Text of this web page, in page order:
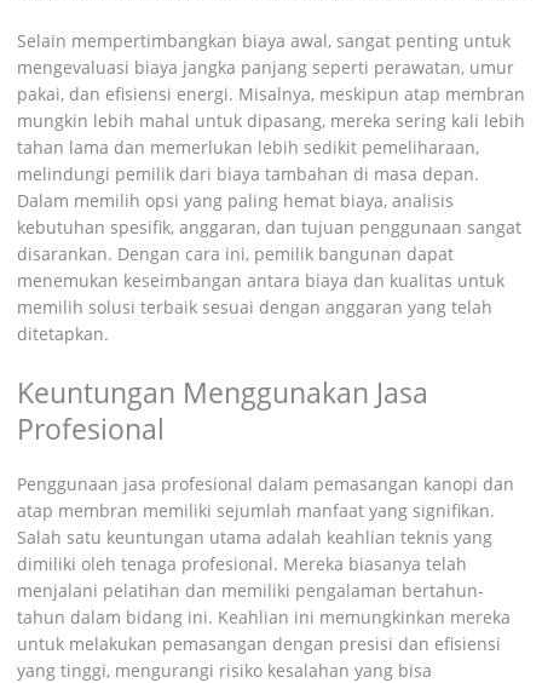
Selain mempertimbangkan biaya awal, sangat penting untuk
mengevaluasi biaya jangka panjang seperti perawatan, umur
pakai, dan efisiensi energi. Misalnya, meskipun atap membran
mungkin lebih mahal untuk dipasang, mereka sering kali lebih
tahan lama dan memerlukan lebih sedikit pemeliharaan,
melindungi pemilik dari biaya tambahan di masa depan.
Dalam memilih opsi yang paling hemat biaya, analisis
kebutuhan spesifik, anggaran, dan tujuan penggunaan sangat
disarankan. Dengan cara ini, pemilik bangunan dapat
menemukan keseimbangan antara biaya dan kualitas untuk
memilih solusi terbaik sesuai dengan anggaran yang telah
ditetapkan.
Keuntungan Menggunakan Jasa
Profesional
Penggunaan jasa profesional dalam pemasangan kanopi dan
atap membran memiliki sejumlah manfaat yang signifikan.
Salah satu keuntungan utama adalah keahlian teknis yang
dimiliki oleh tenaga profesional. Mereka biasanya telah
menjalani pelatihan dan memiliki pengalaman bertahun-
tahun dalam bidang ini. Keahlian ini memungkinkan mereka
untuk melakukan pemasangan dengan presisi dan efisiensi
yang tinggi, mengurangi risiko kesalahan yang bisa